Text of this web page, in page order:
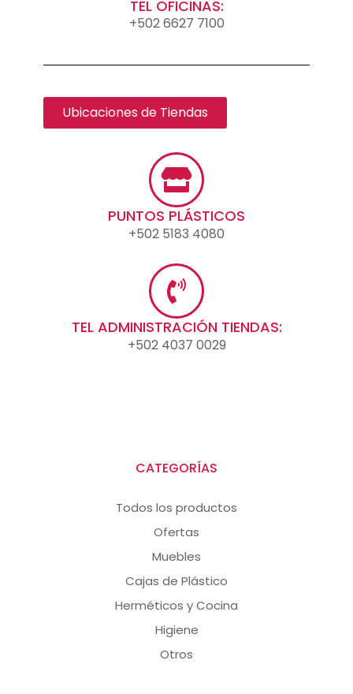
TEL OFICINAS:
+502 6627 7100
Ubicaciones de Tiendas
PUNTOS PLÁSTICOS
+502 5183 4080
TEL ADMINISTRACIÓN TIENDAS:
+502 4037 0029
CATEGORÍAS
Todos los productos
Ofertas
Muebles
Cajas de Plástico
Herméticos y Cocina
Higiene
Otros